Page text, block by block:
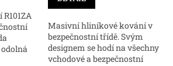
Masivní hliníkové kování v
bezpečnostní třídě. Svým
designem se hodí na všechny
vchodové a bezpečnostní